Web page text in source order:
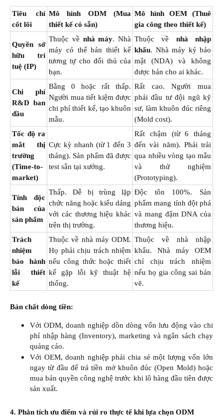
Tiêu chí
cốt lõi
Mô hình ODM (Mua
thiết kế có sẵn)
Mô hình OEM (Thuê
gia công theo thiết kế)
Quyền sở
hữu trí
tuệ (IP)
Thuộc về nhà máy. Nhà
máy có thể bán thiết kế
tương tự cho đối thủ của
bạn.
Thuộc về nhà nhập
khẩu. Nhà máy ký bảo
mật (NDA) và không
được bán cho ai khác.
Chi phí
R&D ban
đầu
Bằng 0 hoặc rất thấp.
Người mua tiết kiệm được
chi phí thiết kế, tạo khuôn
mẫu.
Rất cao. Người mua
phải đầu tư đội ngũ kỹ
sư, làm khuôn đúc riêng
(Mold cost).
Tốc độ ra
mắt thị
trường
(Time-to-
market)
Cực kỳ nhanh (từ 1 đến 3
tháng). Sản phẩm đã được
test sẵn tại xưởng.
Rất chậm (từ 6 tháng
đến vài năm). Phải trải
qua nhiều vòng tạo mẫu
và thử nghiệm
(Prototyping).
Tính độc
bản của
sản phẩm
Thấp. Dễ bị trùng lặp
chức năng hoặc kiểu dáng
với các thương hiệu khác
trên thị trường.
Độc tôn 100%. Sản
phẩm mang tính đột phá
và mang đậm DNA của
thương hiệu.
Trách
nhiệm
bảo hành
lỗi thiết
kế
Thuộc về nhà máy ODM.
Họ phải chịu trách nhiệm
nếu công thức hoặc thiết
kế gặp lỗi kỹ thuật hệ
thống.
Thuộc về nhà nhập
khẩu. Nhà máy OEM
chỉ chịu trách nhiệm
nếu họ gia công sai bản
vẽ.
Bản chất dòng tiền:
Với ODM, doanh nghiệp dồn dòng vốn lưu động vào chi
phí nhập hàng (Inventory), marketing và ngân sách chạy
quảng cáo.​
Với OEM, doanh nghiệp phải chia sẻ một lượng vốn lớn
ngay từ đầu để trả tiền mở khuôn đúc (Open Mold) hoặc
mua bản quyền công nghệ trước khi lô hàng đầu tiên được
sản xuất.​
4. Phân tích ưu điểm và rủi ro thực tế khi lựa chọn ODM